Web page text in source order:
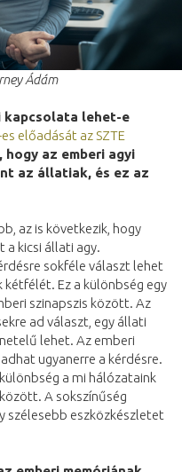
Ádám
kapcsolata lehet-e
előadását az SZTE
hogy az emberi agyi
az állatiak, és ez az
az is következik, hogy
a kicsi állati agy.
sokféle választ lehet
Ez a különbség egy
szinapszis között. Az
ad választ, egy állati
lehet. Az emberi
ugyanerre a kérdésre.
a mi hálózataink
A sokszínűség
szélesebb eszközkészletet